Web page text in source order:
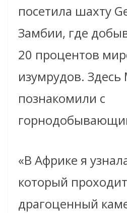
посетила шахту
Замбии, где
20 процентов
изумрудов.
познакомили с
«В Африке я
который
драгоценный